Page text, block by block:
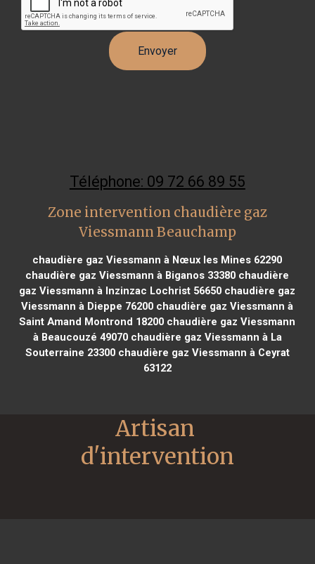
Téléphone: 09 72 66 89 55
Zone intervention chaudière gaz
Viessmann Beauchamp
chaudière gaz Viessmann à Nœux les Mines 62290
chaudière gaz Viessmann à Biganos 33380 chaudière
gaz Viessmann à Inzinzac Lochrist 56650 chaudière gaz
Viessmann à Dieppe 76200 chaudière gaz Viessmann à
Saint Amand Montrond 18200 chaudière gaz Viessmann
à Beaucouzé 49070chaudière gaz Viessmann à La
Souterraine 23300chaudière gaz Viessmann à Ceyrat
63122
Artisan
d'intervention